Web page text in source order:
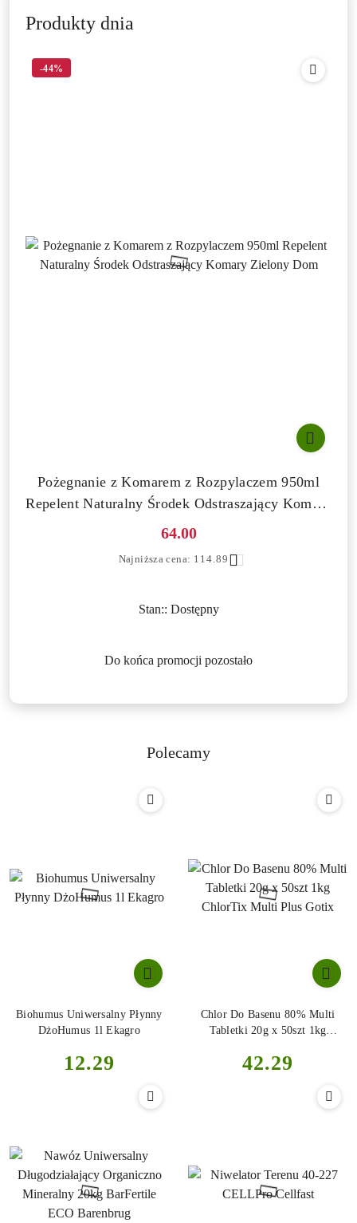
Produkty dnia
Pożegnanie z Komarem z Rozpylaczem 950ml
Repelent Naturalny Środek Odstraszający Komary
Zielony Dom
Cena
promocyjna:
64.00
Najniższa
Najniższa cena: 114.89
-44%
Stan:: Dostępny
Do końca promocji pozostało
Polecamy
Biohumus Uniwersalny Płynny
DżoHumus 1l Ekagro
Cena:
12.29
Chlor Do Basenu 80% Multi
Tabletki 20g x 50szt 1kg
Cena:
42.29